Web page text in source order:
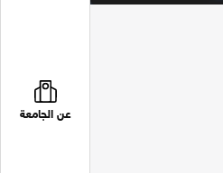
عن الجامعة